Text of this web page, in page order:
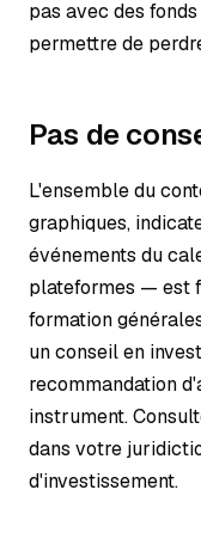
pas avec des
permettre de
Pas de
L'ensemble du
graphiques,
événements du
plateformes — est
formation
un conseil en
recommandation
instrument.
dans votre
d'investissement.